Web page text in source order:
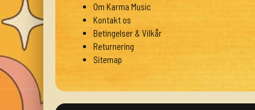
Om Karma Music
Kontakt os
Betingelser & Vilkår
Returnering
Sitemap